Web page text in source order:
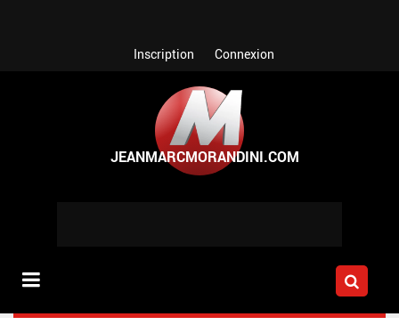
Inscription Connexion